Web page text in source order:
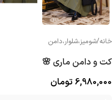
خانه/شوميز،شلوار،دامن
کت و دامن ماری 🌸
6,980,000 تومان